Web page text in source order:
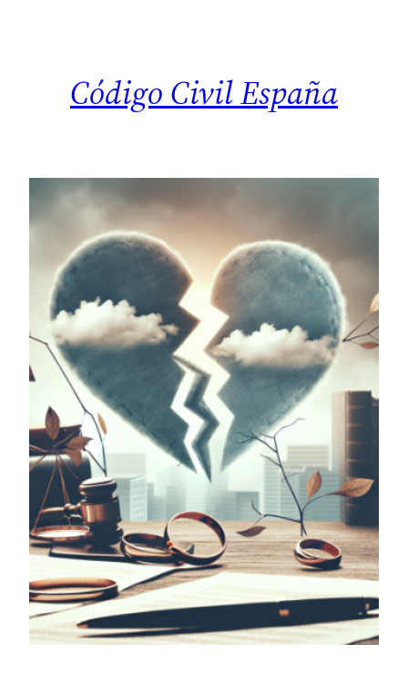
Código Civil España